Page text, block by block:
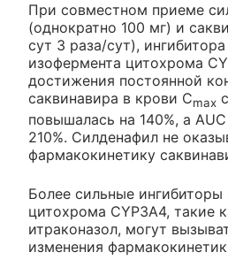
При совместном приеме
(однократно 100 мг) и
сут 3 раза/сут),
изофермента цитохрома
достижения постоянной
саквинавира в крови Cmax
повышалась на 140%, a
210%. Силденафил не
фармакокинетику
Более сильные ингибиторы
цитохрома CYP3A4, такие
итраконазол, могут
изменения